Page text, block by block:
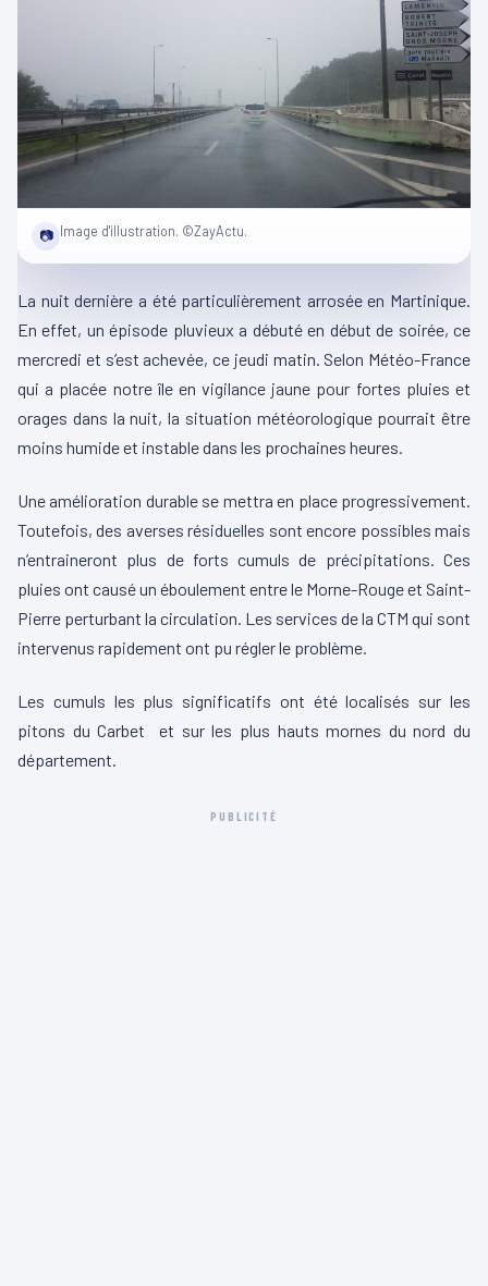
📷 Image d'illustration. ©ZayActu.
La nuit dernière a été particulièrement arrosée en Martinique.
En effet, un épisode pluvieux a débuté en début de soirée, ce
mercredi et s’est achevée, ce jeudi matin. Selon Météo-France
qui a placée notre île en vigilance jaune pour fortes pluies et
orages dans la nuit, la situation météorologique pourrait être
moins humide et instable dans les prochaines heures.
Une amélioration durable se mettra en place progressivement.
Toutefois, des averses résiduelles sont encore possibles mais
n’entraineront plus de forts cumuls de précipitations. Ces
pluies ont causé un éboulement entre le Morne-Rouge et Saint-
Pierre perturbant la circulation. Les services de la CTM qui sont
intervenus rapidement ont pu régler le problème.
Les cumuls les plus significatifs ont été localisés sur les
pitons du Carbet et sur les plus hauts mornes du nord du
département.
PUBLICITÉ